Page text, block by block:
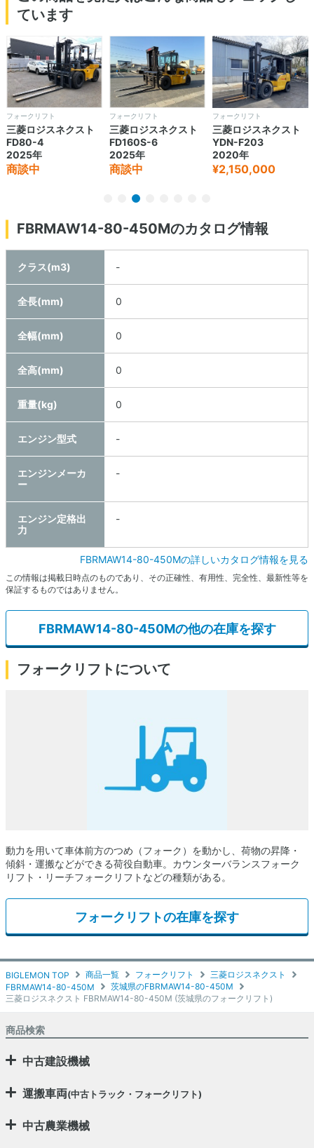
BIGLEMON TOP 商品一覧 フォークリフト
三菱ロジスネクスト
FBRMAW14-80-450M
茨城県のFBRMAW14-80-450M
三菱ロジスネクスト FBRMAW14-80-450M (茨城県のフォークリフト)
ています
フォークリフト
三菱ロジスネクスト
FD80-4
2025年
商談中
フォークリフト
三菱ロジスネクスト
FD160S-6
2025年
商談中
フォークリフト
三菱ロジスネクスト
YDN-F203
2020年
¥2,150,000
FBRMAW14-80-450Mのカタログ情報
クラス(m3) -
全長(mm) 0
全幅(mm) 0
全高(mm) 0
重量(kg) 0
エンジン型式 -
エンジンメーカ
ー
-
エンジン定格出
力
-
FBRMAW14-80-450Mの詳しいカタログ情報を見る
この情報は掲載日時点のものであり、その正確性、有用性、完全性、最新性等を
保証するものではありません。
FBRMAW14-80-450Mの他の在庫を探す
フォークリフトについて
動力を用いて車体前方のつめ（フォーク）を動かし、荷物の昇降・
傾斜・運搬などができる荷役自動車。カウンターバランスフォーク
リフト・リーチフォークリフトなどの種類がある。
フォークリフトの在庫を探す
商品検索
中古建設機械
運搬車両(中古トラック・フォークリフト)
中古農業機械